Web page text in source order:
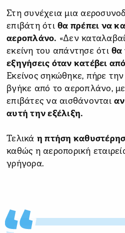
Στη συνέχεια μια
επιβάτη ότι θα πρέπει να
αεροπλάνο. «Δεν
εκείνη του απάντησε ότι θα
εξηγήσεις όταν κατέβει
Εκείνος σηκώθηκε, πήρε
βγήκε από το αεροπλάνο,
επιβάτες να αισθάνονται
αυτή την εξέλιξη.
Τελικά η πτήση
καθώς η αεροπορική
γρήγορα.